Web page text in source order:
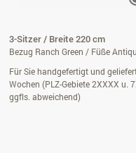
3-Sitzer / Breite 220 cm
Bezug Ranch Green / Füße
Für Sie handgefertigt und
Wochen (PLZ-Gebiete 2XXXX u.
ggfls. abweichend)